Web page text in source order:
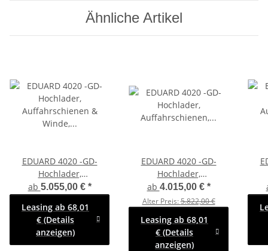
Ähnliche Artikel
EDUARD 4020 -GD-
Hochlader,
Auffahrschienen &
Winde, Bordwände 30cm
-2700kg- Lfh: 63cm
-195/50R13 mit
Hochplane SP-Line
ab 5.055,00 € *
Leasing ab 68,01
€ (Details
anzeigen)
EDUARD 4020 -GD-
Hochlader,
Auffahrschienen,
Bordwände 30cm
-3000kg- Lfh: 63cm
-195/50R13
ab 4.015,00 € *
Alter Preis:5.822,00 €
Leasing ab 68,01
€ (Details
anzeigen)
-